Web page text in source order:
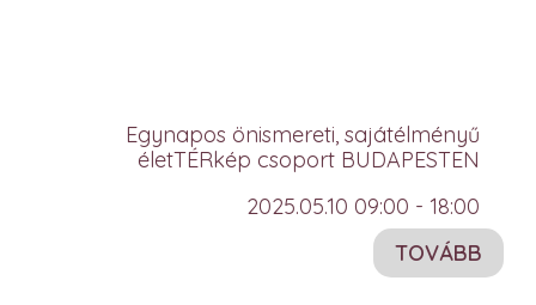
Egynapos önismereti, sajátélményű
életTÉRkép csoport BUDAPESTEN
2025.05.10 09:00 - 18:00
TOVÁBB